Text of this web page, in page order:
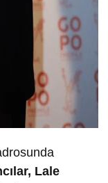
Lale